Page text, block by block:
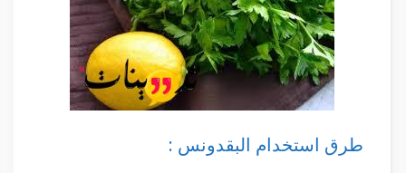
طرق استخدام البقدونس :